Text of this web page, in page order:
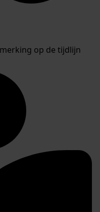
op de tijdlijn